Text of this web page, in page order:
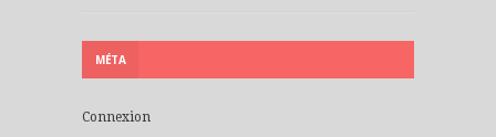
MÉTA
Connexion